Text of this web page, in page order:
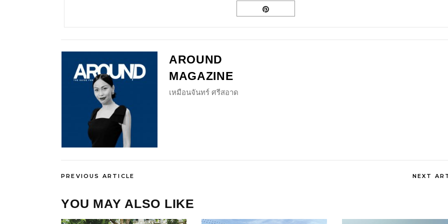
AROUND
MAGAZINE
เหมือนจันทร์ ศรีสอาด
PREVIOUS ARTICLE NEXT
YOU MAY ALSO LIKE